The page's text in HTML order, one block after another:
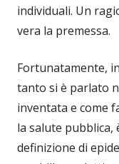
individuali. Un
vera la premessa.
Fortunatamente,
tanto si è parlato
inventata e come
la salute
definizione di